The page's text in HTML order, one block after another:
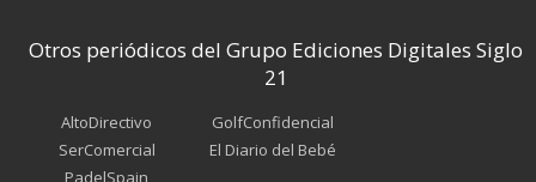
Otros periódicos del Grupo Ediciones Digitales Siglo
21
AltoDirectivo
SerComercial
PadelSpain
GolfConfidencial
El Diario del Bebé